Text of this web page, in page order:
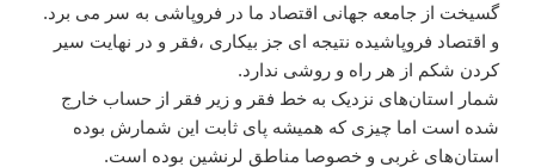
گسیخت از جامعه جهانی اقتصاد ما در فروپاشی به سر می برد.
و اقتصاد فروپاشیده نتیجه ای جز بیکاری ،فقر و در نهایت سیر
کردن شکم از هر راه و روشی ندارد.
شمار استان‌های نزدیک به خط فقر و زیر فقر از حساب خارج
شده است اما چیزی که همیشه پای ثابت این شمارش بوده
استان‌های غربی و خصوصا مناطق لرنشین بوده است.